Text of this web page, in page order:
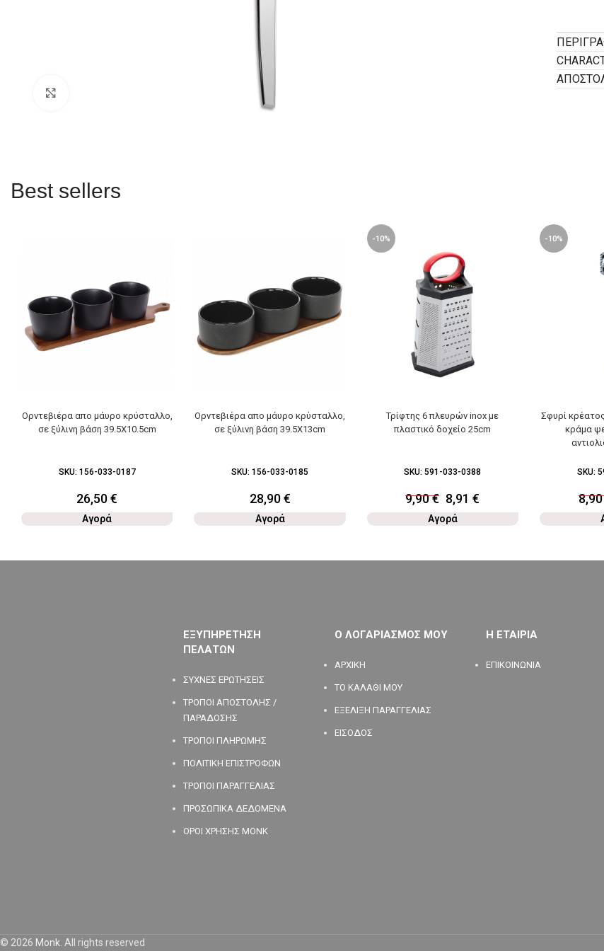
Best sellers
Ορντεβιέρα απο μάυρο κρύσταλλο,
σε ξύλινη βάση 39.5Χ10.5cm
SKU: 156-033-0187
26,50€
Αγορά
Ορντεβιέρα απο μάυρο κρύσταλλο,
σε ξύλινη βάση 39.5Χ13cm
SKU:156-033-0185
28,90€
Αγορά
-10%
Τρίφτης 6 πλευρών inox με
πλαστικό δοχείο 25cm
SKU:591-033-0388
9,90€ 8,91€
Αγορά
-10%
Σφυρί
κράμα
SKU:
ΕΞΥΠΗΡΕΤΗΣΗ
ΠΕΛΑΤΩΝ
ΣΥΧΝΕΣ ΕΡΩΤΗΣΕΙΣ
ΤΡΟΠΟΙ ΑΠΟΣΤΟΛΗΣ /
ΠΑΡΑΔΟΣΗΣ
ΤΡΟΠΟΙ ΠΛΗΡΩΜΗΣ
ΠΟΛΙΤΙΚΗ ΕΠΙΣΤΡΟΦΩΝ
ΤΡΟΠΟΙ ΠΑΡΑΓΓΕΛΙΑΣ
ΠΡΟΣΩΠΙΚΑ ΔΕΔΟΜΕΝΑ
ΟΡΟΙ ΧΡΗΣΗΣ MONK
Ο ΛΟΓΑΡΙΑΣΜΟΣ ΜΟΥ
ΑΡΧΙΚΗ
ΤΟ ΚΑΛΑΘΙ ΜΟΥ
ΕΞΕΛΙΞΗ ΠΑΡΑΓΓΕΛΙΑΣ
ΕΙΣΟΔΟΣ
Η ΕΤΑΙΡΙΑ
ΕΠΙΚΟΙΝΩΝΙΑ
© 2026 Monk . All rights reserved